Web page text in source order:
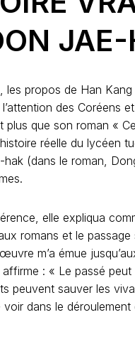
les propos de Han
des Coréens
plus que son roman «
réelle du lycéen
hak (dans le roman,
elle expliqua
romans et le passage
m’a émue
affirme : « Le passé peut
peuvent sauver les
dans le déroulement